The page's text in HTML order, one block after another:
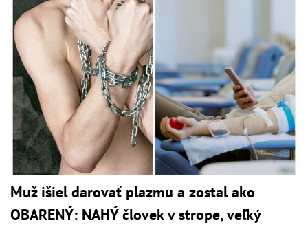
Muž išiel darovať plazmu a zostal ako
OBARENÝ: NAHÝ človek v strope, veľký